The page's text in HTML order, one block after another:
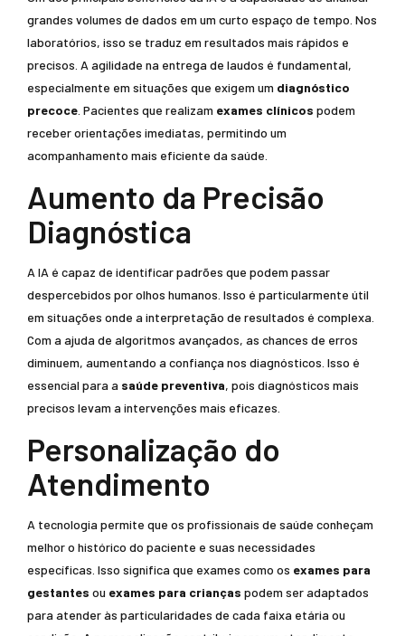
grandes volumes de dados em um curto espaço de tempo. Nos
laboratórios, isso se traduz em resultados mais rápidos e
precisos. A agilidade na entrega de laudos é fundamental,
especialmente em situações que exigem um diagnóstico
precoce . Pacientes que realizam exames clínicos podem
receber orientações imediatas, permitindo um
acompanhamento mais eficiente da saúde.
Aumento da Precisão
Diagnóstica
A IA é capaz de identificar padrões que podem passar
despercebidos por olhos humanos. Isso é particularmente útil
em situações onde a interpretação de resultados é complexa.
Com a ajuda de algoritmos avançados, as chances de erros
diminuem, aumentando a confiança nos diagnósticos. Isso é
essencial para a saúde preventiva, pois diagnósticos mais
precisos levam a intervenções mais eficazes.
Personalização do
Atendimento
A tecnologia permite que os profissionais de saúde conheçam
melhor o histórico do paciente e suas necessidades
específicas. Isso significa que exames como os exames para
gestantes ou exames para crianças podem ser adaptados
para atender às particularidades de cada faixa etária ou